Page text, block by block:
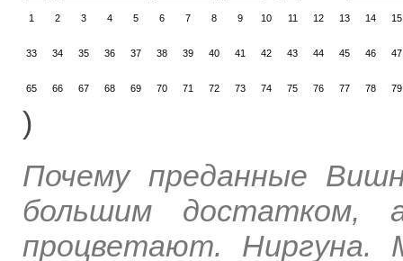
1 2 3 4 5 6 7 8 9 10 11 12 13 14 15
33 34 35 36 37 38 39 40 41 42 43 44 45 46 47
65 66 67 68 69 70 71 72 73 74 75 76 77 78 79
)
Почему преданные
большим достатком,
процветают. Ниргуна.